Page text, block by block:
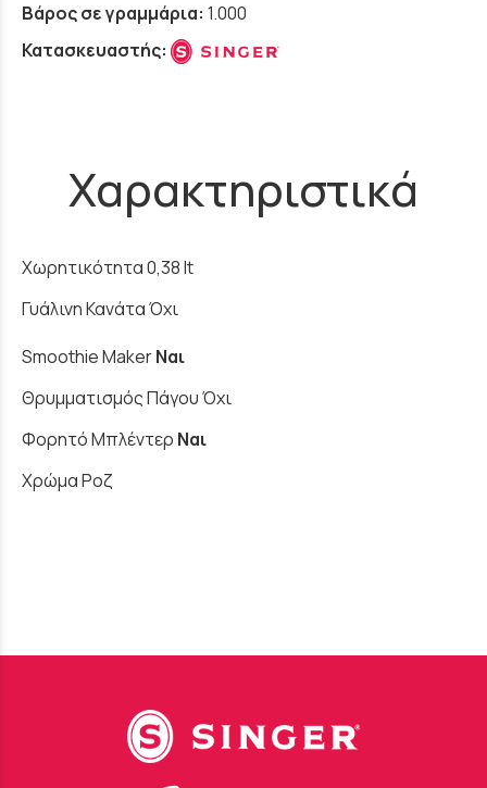
Βάρος σε γραμμάρια: 1.000
Κατασκευαστής:
Χαρακτηριστικά
Χωρητικότητα 0,38 lt
Γυάλινη Κανάτα Όχι
Smoothie MakerΝαι
Θρυμματισμός Πάγου Όχι
Φορητό Μπλέντερ Ναι
Χρώμα Ροζ